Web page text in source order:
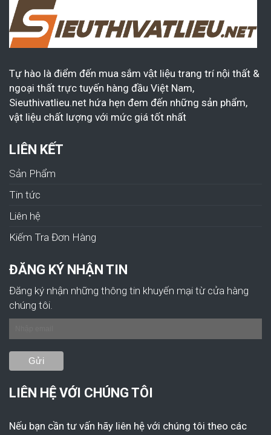
Tự hào là điểm đến mua sắm vật liệu trang trí nội thất &
ngoại thất trực tuyến hàng đầu Việt Nam,
Sieuthivatlieu.net hứa hẹn đem đến những sản phẩm,
vật liệu chất lượng với mức giá tốt nhất
LIÊN KẾT
Sản Phẩm
Tin tức
Liên hệ
Kiếm Tra Đơn Hàng
ĐĂNG KÝ NHẬN TIN
Đăng ký nhận những thông tin khuyến mại từ cửa hàng
chúng tôi.
LIÊN HỆ VỚI CHÚNG TÔI
Nếu bạn cần tư vấn hãy liên hệ với chúng tôi theo các